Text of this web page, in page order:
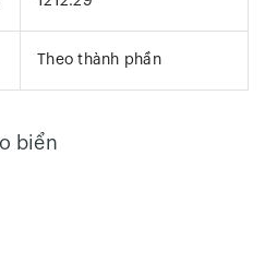
Theo thành phần
biển